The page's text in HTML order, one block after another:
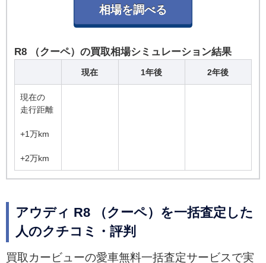
R8 （クーペ）の買取相場シミュレーション結果
現在 1年後 2年後
現在の
走行距離
+1万km
+2万km
アウディ R8 （クーペ）を一括査定した
人のクチコミ・評判
買取カービューの愛車無料一括査定サービスで実